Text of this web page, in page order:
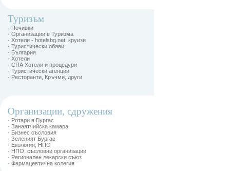
Туризъм
· Почивки
· Организации в Туризма
· Хотели - hotelsbg.net, круизи
· Туристически обяви
· България
· Хотели
· СПА Хотели и процедури
· Туристически агенции
· Ресторанти, Кръчми, други
Организации, сдружения
· Ротари в Бургас
· Занаятчийска камара
· Бизнес съсловия
· Зеленият Бургас
· Екология, НПО
· НПО, съсловни организации
· Регионален лекарски съюз
· Фармацевтична колегия